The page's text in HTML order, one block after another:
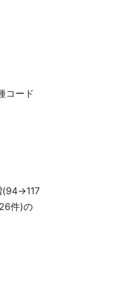
コード
(94→117
件)の